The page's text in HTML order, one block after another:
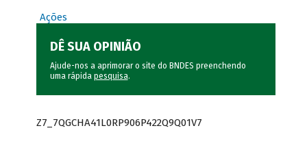
Ações
DÊ SUA OPINIÃO
Ajude-nos a aprimorar o site do BNDES preenchendo
uma rápida pesquisa.
Z7_7QGCHA41L0RP906P422Q9Q01V7